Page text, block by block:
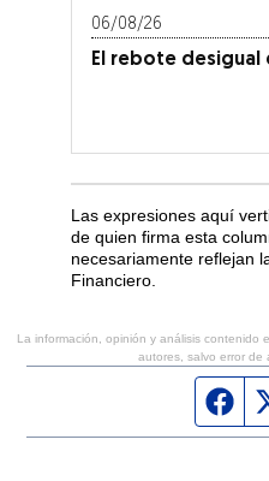
06/08/26
El rebote desigual
Las expresiones aquí
de quien firma esta
necesariamente reflejan
Financiero.
La información, opinión y análisis contenido
autores, salvo error de